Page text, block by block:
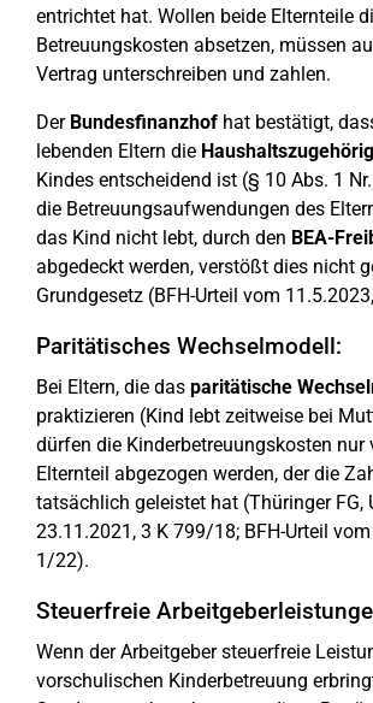
entrichtet hat. Wollen beide Elternteile
Betreuungskosten absetzen, müssen
Vertrag unterschreiben und zahlen.
Der Bundesfinanzhof hat bestätigt,
lebenden Eltern die
Kindes entscheidend ist (§ 10 Abs. 1
die Betreuungsaufwendungen des
das Kind nicht lebt, durch den BEA-
abgedeckt werden, verstößt dies nicht
Grundgesetz (BFH-Urteil vom
Paritätisches Wechselmodell:
Bei Eltern, die das paritätische
praktizieren (Kind lebt zeitweise bei
dürfen die Kinderbetreuungskosten nur
Elternteil abgezogen werden, der die
tatsächlich geleistet hat (Thüringer FG,
23.11.2021, 3 K 799/18; BFH-Urteil
1/22).
Steuerfreie
Wenn der Arbeitgeber steuerfreie
vorschulischen Kinderbetreuung